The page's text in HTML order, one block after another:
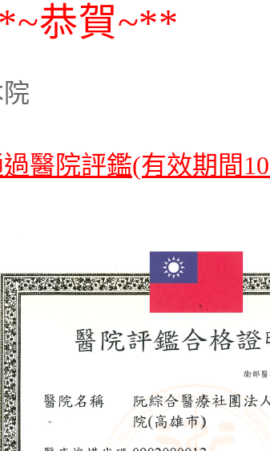
恭賀~**
醫院評鑑(有效期間